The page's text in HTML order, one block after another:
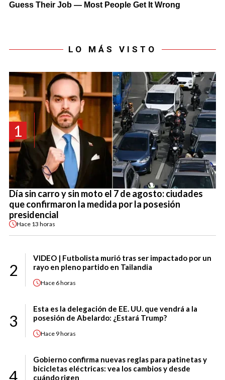
LO MÁS VISTO
1
Día sin carro y sin moto el 7 de agosto: ciudades
que confirmaron la medida por la posesión
presidencial
Hace 13 horas
2
VIDEO | Futbolista murió tras ser impactado por un
rayo en pleno partido en Tailandia
Hace 6 horas
3
Esta es la delegación de EE. UU. que vendrá a la
posesión de Abelardo: ¿Estará Trump?
Hace 9 horas
4
Gobierno confirma nuevas reglas para patinetas y
bicicletas eléctricas: vea los cambios y desde
cuándo rigen